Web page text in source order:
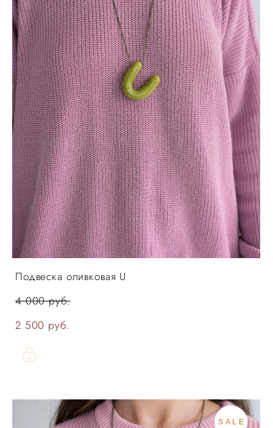
Подвеска оливковая U
4 000 pуб.
2 500 pуб.
SALE